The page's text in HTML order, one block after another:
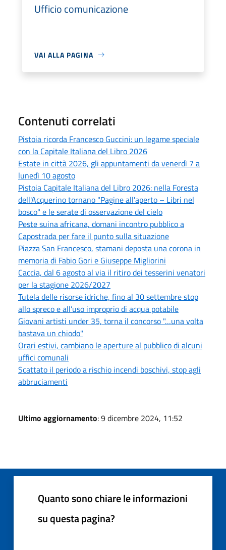
Ufficio comunicazione
VAI ALLA PAGINA
Contenuti correlati
Pistoia ricorda Francesco Guccini: un legame speciale
con la Capitale Italiana del Libro 2026
Estate in città 2026, gli appuntamenti da venerdì 7 a
lunedì 10 agosto
Pistoia Capitale Italiana del Libro 2026: nella Foresta
dell'Acquerino tornano "Pagine all'aperto – Libri nel
bosco" e le serate di osservazione del cielo
Peste suina africana, domani incontro pubblico a
Capostrada per fare il punto sulla situazione
Piazza San Francesco, stamani deposta una corona in
memoria di Fabio Gori e Giuseppe Migliorini
Caccia, dal 6 agosto al via il ritiro dei tesserini venatori
per la stagione 2026/2027
Tutela delle risorse idriche, fino al 30 settembre stop
allo spreco e all’uso improprio di acqua potabile
Giovani artisti under 35, torna il concorso "…una volta
bastava un chiodo"
Orari estivi, cambiano le aperture al pubblico di alcuni
uffici comunali
Scattato il periodo a rischio incendi boschivi, stop agli
abbruciamenti
Ultimo aggiornamento: 9 dicembre 2024, 11:52
Quanto sono chiare le informazioni
su questa pagina?